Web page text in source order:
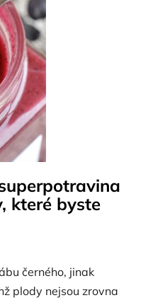
které byste
černého, jinak
plody nejsou zrovna